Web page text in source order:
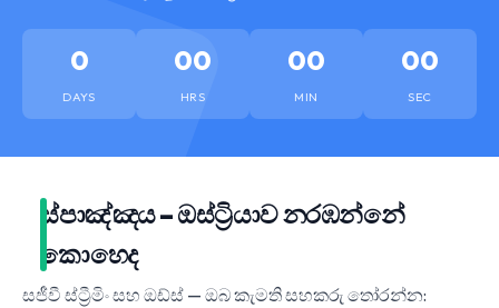
0
DAYS
00
HRS
00
MIN
00
SEC
ස්පාඤ්ඤය – ඔස්ට්‍රියාව නරඹන්නේ
කොහෙද
සජීවී ස්ට්‍රීමිං සහ ඔඩ්ස් — ඔබ කැමති සහකරු තෝරන්න: